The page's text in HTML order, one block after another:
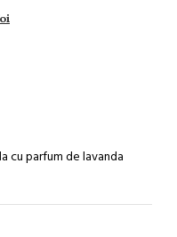
cu parfum de lavanda